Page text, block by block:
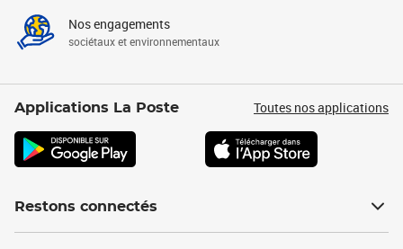
Nos engagements
sociétaux et environnementaux
Applications La Poste Toutes nos applications
Restons connectés